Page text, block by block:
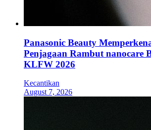
Panasonic Beauty
Penjagaan Rambut nanocare
KLFW 2026
Kecantikan
August 7, 2026